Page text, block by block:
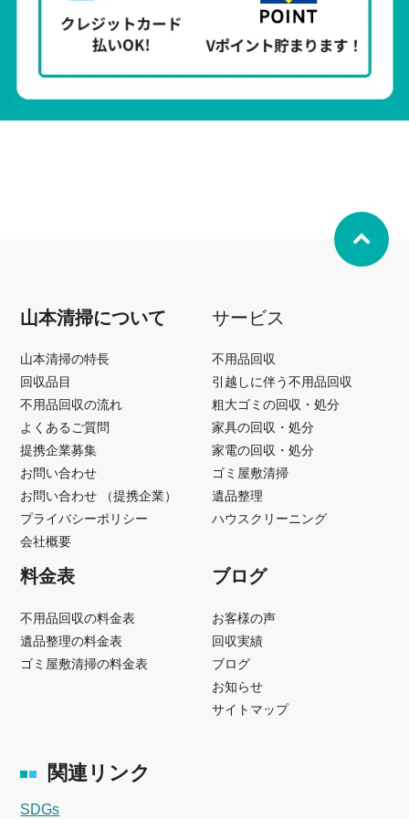
山本清掃について
山本清掃の特長
回収品目
不用品回収の流れ
よくあるご質問
提携企業募集
お問い合わせ
お問い合わせ （提携企業）
プライバシーポリシー
会社概要
サービス
不用品回収
引越しに伴う不用品回収
粗大ゴミの回収・処分
家具の回収・処分
家電の回収・処分
ゴミ屋敷清掃
遺品整理
ハウスクリーニング
料金表
不用品回収の料金表
遺品整理の料金表
ゴミ屋敷清掃の料金表
ブログ
お客様の声
回収実績
ブログ
お知らせ
サイトマップ
関連リンク
SDGs